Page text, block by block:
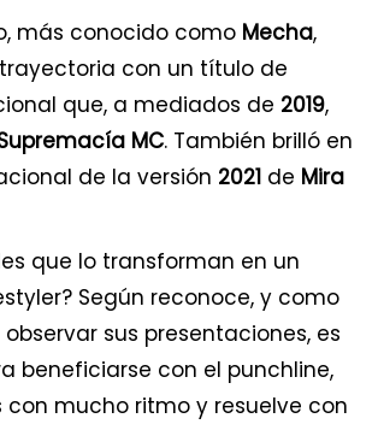
más conocido como Mecha,
con un título de
que, a mediados de 2019,
MC. También brilló en
de la versión 2021 de Mira
que lo transforman en un
Según reconoce, y como
sus presentaciones, es
beneficiarse con el punchline,
con mucho ritmo y resuelve con